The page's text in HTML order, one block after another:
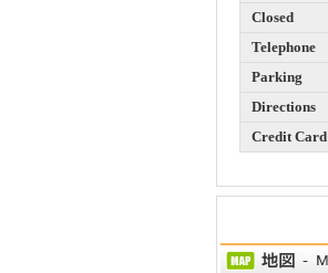
Closed
Telephone
Parking
Directions
Credit Card